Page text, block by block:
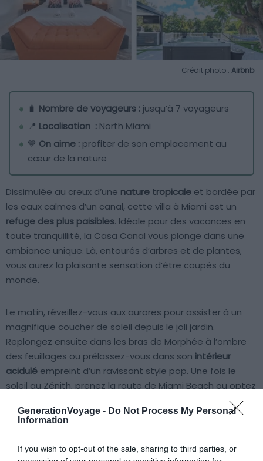
GenerationVoyage - Do Not Process My Personal
Information
If you wish to opt-out of the sale, sharing to third parties, or
Crédit photo : Airbnb
🧳 Nombre de voyageurs : jusqu’à 7 voyageurs
📍 Localisation : North Miami
💙 On aime : profiter de son emplacement au
cœur de la nature
Dissimulée au creux d’une nature tropicale et bordée par
les eaux calmes d’un canal, cette villa à Miami est un
refuge des plus paisibles. Idéale pour des vacances en
toute tranquillité, la Casa Canal vous plonge dans une
ambiance unique. Là, entourés d’arbres et de plantes,
vous aurez la plaisante sensation d’être coupés du
monde.
Le matin, réveillez-vous aux aurores pour assister à un
magnifique coucher de soleil depuis le joli jardin.
Replongez ensuite dans les bras de Morphée à l’ombre
des feuillages ou prélassez-vous dans son intérieur
acidulé empreint d’un ravissant style pop. Une fois le
soleil au Zénith, prenez la route de Miami Beach ou optez
oiseaux, prenez le temps d’apprécier cesmoments de